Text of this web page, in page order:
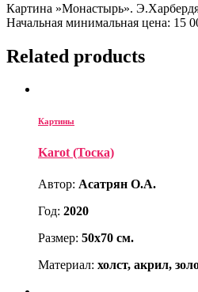
Картина »Монастырь».
Начальная минимальная цена: 15
Related products
Картины
Karot (Тоска)
Автор: Асатрян О.А.
Год: 2020
Размер: 50х70 см.
Материал: холст, акрил,